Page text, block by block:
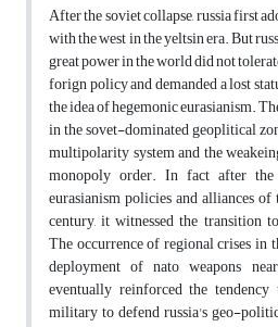
After the soviet collapse, russia first
with the west in the yeltsin era. But
great power in the world did not
forign policy and demanded a lost
the idea of hegemonic eurasianism.
in the sovet-dominated geoplitical
multipolarity system and the
monopoly order. In fact after
eurasianism policies and alliances
century, it witnessed the transition
The occurrence of regional crises in
deployment of nato weapons
eventually reinforced the
military to defend russia's geo-